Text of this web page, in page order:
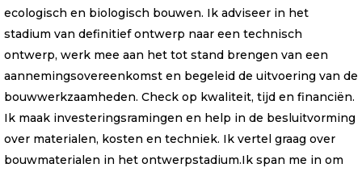
ecologisch en biologisch bouwen. Ik adviseer in het
stadium van definitief ontwerp naar een technisch
ontwerp, werk mee aan het tot stand brengen van een
aannemingsovereenkomst en begeleid de uitvoering van de
bouwwerkzaamheden. Check op kwaliteit, tijd en financiën.
Ik maak investeringsramingen en help in de besluitvorming
over materialen, kosten en techniek. Ik vertel graag over
bouwmaterialen in het ontwerpstadium.Ik span me in om